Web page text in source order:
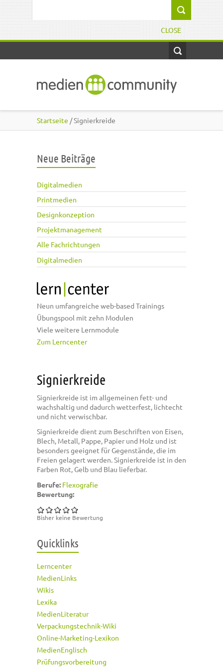
CLOSE
Startseite / Signierkreide
Neue Beiträge
Digitalmedien
Printmedien
Designkonzeption
Projektmanagement
Alle Fachrichtungen
Digitalmedien
Neun umfangreiche web-based Trainings
Übungspool mit zehn Modulen
Viele weitere Lernmodule
Zum Lerncenter
Signierkreide
Signierkreide ist im allgemeinen fett- und
wachshaltig und dadurch wetterfest, lichtecht
und nicht verwischbar.
Signierkreide dient zum Beschriften von Eisen,
Blech, Metall, Pappe, Papier und Holz und ist
besonders geeignet für Gegenstände, die im
Freien gelagert werden. Signierkreide ist in den
Farben Rot, Gelb und Blau lieferbar.
Berufe: Flexografie
Bewertung:
Bisher keine Bewertung
Quicklinks
Lerncenter
MedienLinks
Wikis
Lexika
MedienLiteratur
Verpackungstechnik-Wiki
Online-Marketing-Lexikon
MedienEnglisch
Prüfungsvorbereitung